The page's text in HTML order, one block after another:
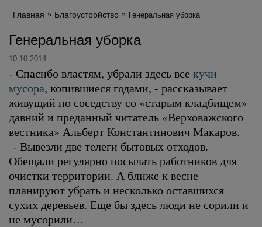
Главная Благоустройство Генеральная уборка
Генеральная уборка
10.10.2014
- Спасибо властям, убрали здесь все кучи
мусора, копившиеся годами, - рассказывает
живущий по соседству со «старым кладбищем»
давний и преданный читатель «Верховажского
вестника» Альберт Константинович Макаров.
- Вывезли две телеги бытовых отходов.
Обещали регулярно посылать работников для
очистки территории. А ближе к весне
планируют убрать и несколько оставшихся
сухих деревьев. Еще бы здесь люди не сорили и
не мусорили…